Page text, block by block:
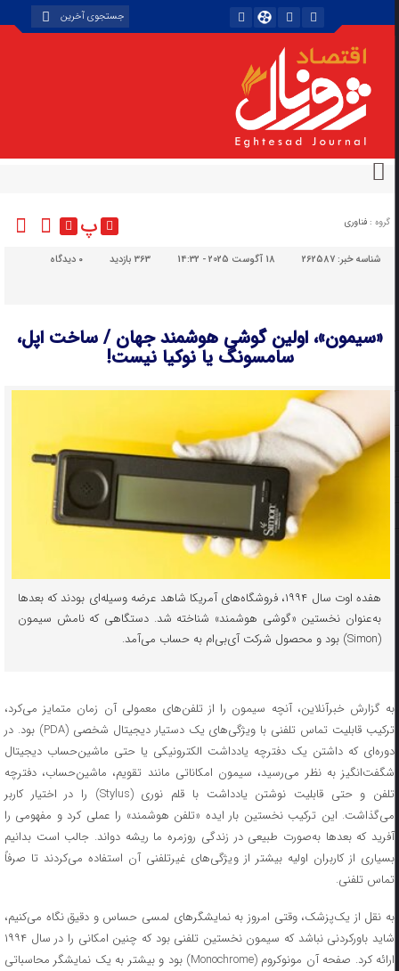
گروه : فناوری پ
شناسه خبر:262587 18 آگوست 2025 - 14:32 363 بازدید دیدگاه
«سیمون»، اولین گوشی هوشمند جهان / ساخت اپل،
سامسونگ یا نوکیا نیست!
هفده اوت سال ۱۹۹۴، فروشگاه‌های آمریکا شاهد عرضه وسیله‌ای بودند که بعدها
به‌عنوان نخستین «گوشی هوشمند» شناخته شد. دستگاهی که نامش سیمون
به گزارش خبرآنلاین، آنچه سیمون را از تلفن‌های معمولی آن زمان متمایز می‌کرد،
ترکیب قابلیت تماس تلفنی با ویژگی‌های یک دستیار دیجیتال شخصی (PDA) بود. در
دوره‌ای که داشتن یک دفترچه یادداشت الکترونیکی یا حتی ماشین‌حساب دیجیتال
شگفت‌انگیز به نظر می‌رسید، سیمون امکاناتی مانند تقویم، ماشین‌حساب، دفترچه
تلفن و حتی قابلیت نوشتن یادداشت با قلم نوری (Stylus) را در اختیار کاربر
می‌گذاشت. این ترکیب نخستین بار ایده «تلفن هوشمند» را عملی کرد و مفهومی را
آفرید که بعدها به‌صورت طبیعی در زندگی روزمره ما ریشه دواند. جالب است بدانیم
بسیاری از کاربران اولیه بیشتر از ویژگی‌های غیرتلفنی آن استفاده می‌کردند تا صرفاً
تماس تلفنی.
به نقل از یک‌پزشک، وقتی امروز به نمایشگرهای لمسی حساس و دقیق نگاه می‌کنیم،
شاید باورکردنی نباشد که سیمون نخستین تلفنی بود که چنین امکانی را در سال ۱۹۹۴
ارائه کرد. صفحه آن مونوکروم (Monochrome) بود و بیشتر به یک نمایشگر محاسباتی